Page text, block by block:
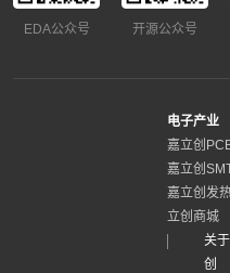
EDA公众号 开源公众号
电子产业
嘉立创
嘉立创
嘉立创发
立创商城
关
创